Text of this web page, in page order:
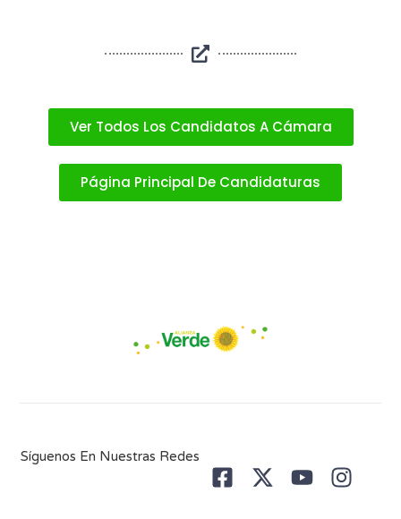
Ver Todos Los Candidatos A Cámara
Página Principal De Candidaturas
Síguenos En Nuestras Redes